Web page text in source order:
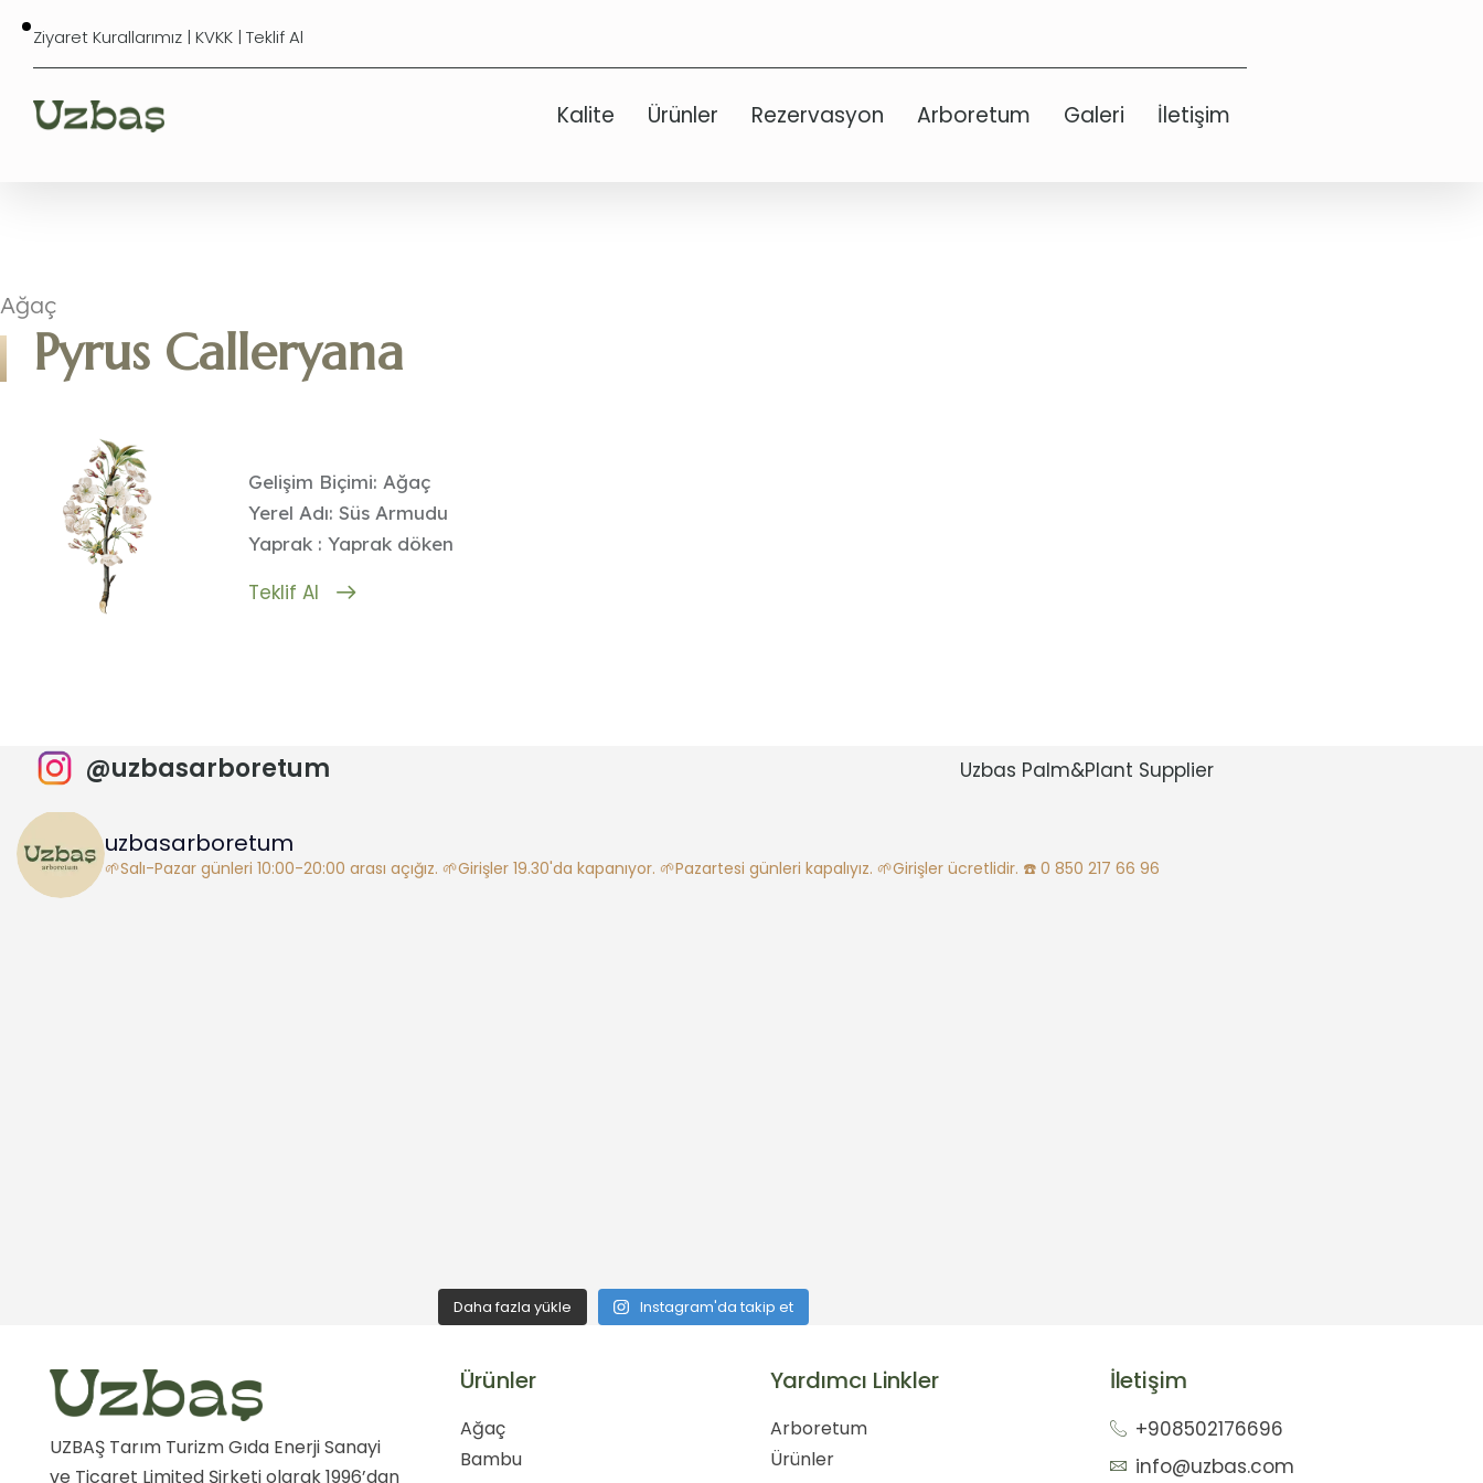
Ziyaret Kurallarımız | KVKK | Teklif Al
Kalite Ürünler Rezervasyon Arboretum Galeri İletişim
Ağaç
Pyrus Calleryana
Gelişim Biçimi: Ağaç
Yerel Adı: Süs Armudu
Yaprak : Yaprak döken
Teklif Al
@uzbasarboretum Uzbas Palm&Plant Supplier
uzbasarboretum
🌱Salı-Pazar günleri 10:00-20:00 arası açığız. 🌱Girişler 19.30'da kapanıyor. 🌱Pazartesi günleri kapalıyız. 🌱Girişler ücretlidir. ☎️ 0 850 217 66 96
Daha fazla yükle Instagram'da takip et
UZBAŞ Tarım Turizm Gıda Enerji Sanayi
ve Ticaret Limited Şirketi olarak 1996’dan
Ürünler
Ağaç
Bambu
Yardımcı Linkler
Arboretum
Ürünler
İletişim
+908502176696
info@uzbas.com